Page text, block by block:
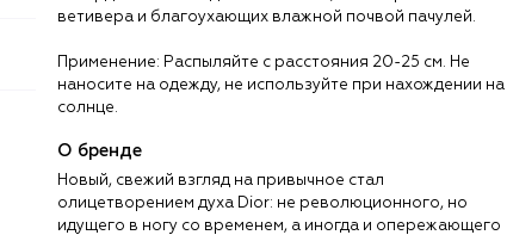
ветивера и благоухающих влажной почвой пачулей.
Применение: Распыляйте с расстояния 20-25 см. Не
наносите на одежду, не используйте при нахождении на
солнце.
О бренде
Новый, свежий взгляд на привычное стал
олицетворением духа Dior: не революционного, но
идущего в ногу со временем, а иногда и опережающего